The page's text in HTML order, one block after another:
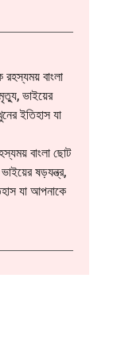
বাংলা ছোট
ষড়যন্ত্র,
যা আপনাকে